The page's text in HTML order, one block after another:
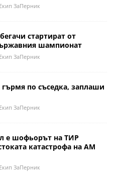
Eкип ЗаПерник
стартират от
шампионат
Eкип ЗаПерник
по съседка, заплаши
Eкип ЗаПерник
е шофьорът на ТИР
катастрофа на АМ
Eкип ЗаПерник